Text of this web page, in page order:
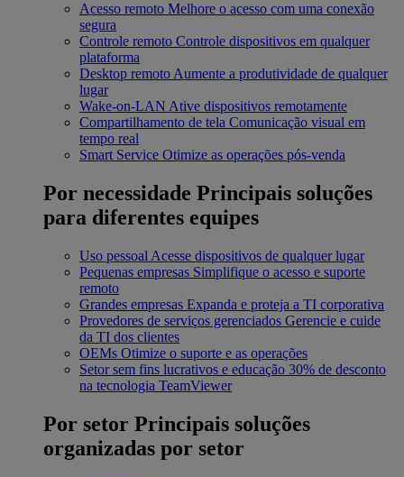
Acesso remoto Melhore o acesso com uma conexão
segura
Controle remoto Controle dispositivos em qualquer
plataforma
Desktop remoto Aumente a produtividade de qualquer
lugar
Wake-on-LAN Ative dispositivos remotamente
Compartilhamento de tela Comunicação visual em
tempo real
Smart Service Otimize as operações pós-venda
Por necessidade Principais soluções
para diferentes equipes
Uso pessoal Acesse dispositivos de qualquer lugar
Pequenas empresas Simplifique o acesso e suporte
remoto
Grandes empresas Expanda e proteja a TI corporativa
Provedores de serviços gerenciados Gerencie e cuide
da TI dos clientes
OEMs Otimize o suporte e as operações
Setor sem fins lucrativos e educação 30% de desconto
na tecnologia TeamViewer
Por setor Principais soluções
organizadas por setor